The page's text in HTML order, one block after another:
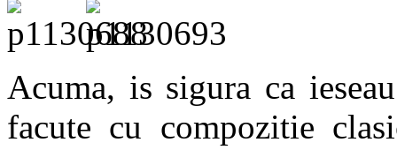
Acuma, is sigura ca
facute cu compozitie